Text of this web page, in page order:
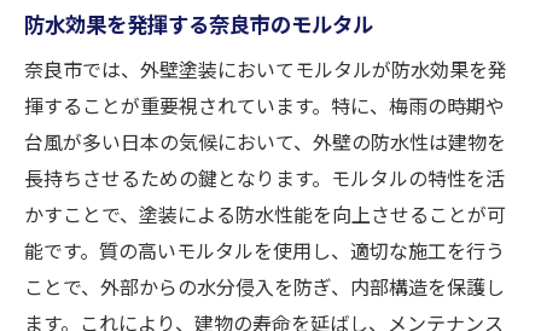
防水効果を発揮する奈良市のモルタル
奈良市では、外壁塗装においてモルタルが防水効果を発
揮することが重要視されています。特に、梅雨の時期や
台風が多い日本の気候において、外壁の防水性は建物を
長持ちさせるための鍵となります。モルタルの特性を活
かすことで、塗装による防水性能を向上させることが可
能です。質の高いモルタルを使用し、適切な施工を行う
ことで、外部からの水分侵入を防ぎ、内部構造を保護し
ます。これにより、建物の寿命を延ばし、メンテナンス